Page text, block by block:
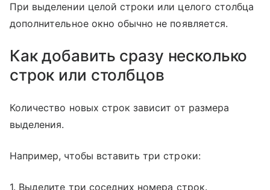
При выделении целой строки или целого столбца
дополнительное окно обычно не появляется.
Как добавить сразу несколько
строк или столбцов
Количество новых строк зависит от размера
выделения.
Например, чтобы вставить три строки:
1. Выделите три соседних номера строк.